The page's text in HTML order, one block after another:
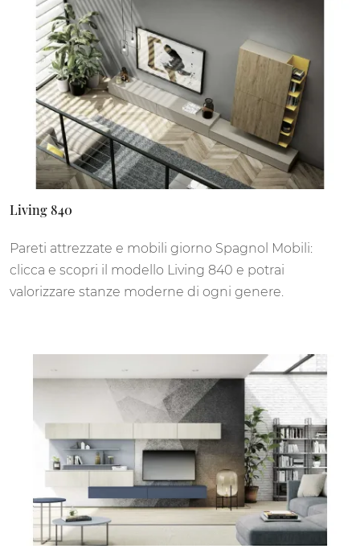
Living 840
Pareti attrezzate e mobili giorno Spagnol Mobili:
clicca e scopri il modello Living 840 e potrai
valorizzare stanze moderne di ogni genere.